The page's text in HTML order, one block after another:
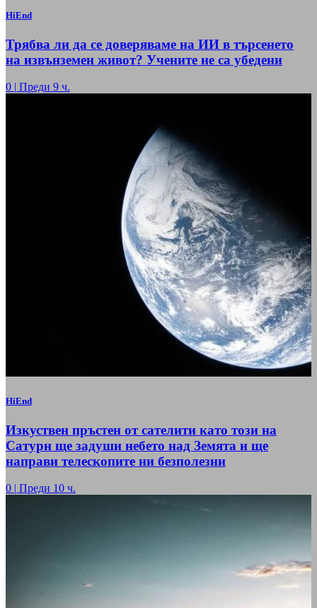
HiEnd
Трябва ли да се доверяваме на ИИ в търсенето
на извънземен живот? Учените не са убедени
0 | Преди 9 ч.
HiEnd
Изкуствен пръстен от сателити като този на
Сатурн ще задуши небето над Земята и ще
направи телескопите ни безполезни
0 Преди 10 ч.